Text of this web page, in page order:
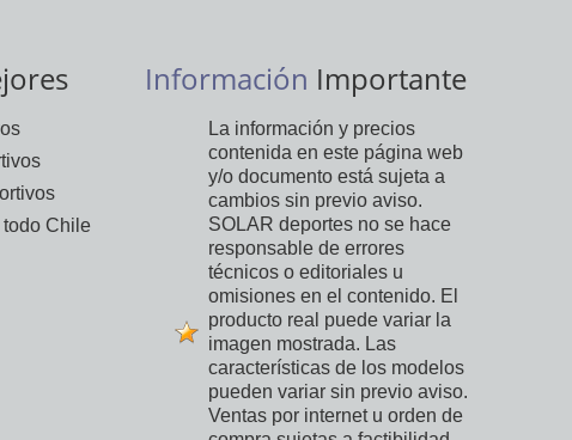
todo Chile
Información Importante
La información y precios
contenida en este página web
y/o documento está sujeta a
cambios sin previo aviso.
SOLAR deportes no se hace
responsable de errores
técnicos o editoriales u
omisiones en el contenido. El
producto real puede variar la
imagen mostrada. Las
características de los modelos
pueden variar sin previo aviso.
Ventas por internet u orden de